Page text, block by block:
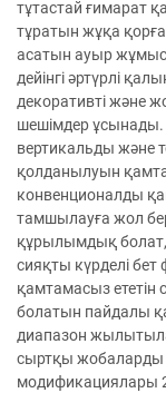
тұтастай ғимарат
тұратын жұқа
асатын ауыр жұмыс
дейінгі әртүрлі
декоративті және
шешімдер ұсынады.
вертикальды және
қолданылуын
конвенционалды
тамшылауға жол
құрылымдық болат,
сияқты күрделі
қамтамасыз ететін
болатын пайдалы
диапазон
сыртқы
модификациялары